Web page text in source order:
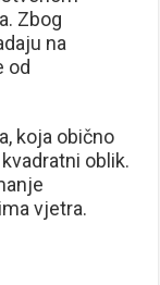
Zbog
na
od
koja obično
oblik.
vjetra.